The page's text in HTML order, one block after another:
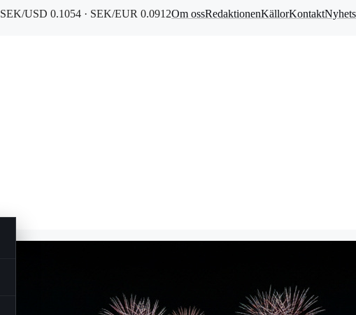
SEK/USD 0.1054 · SEK/EUR 0.0912Om ossRedaktionenKällorKontakt